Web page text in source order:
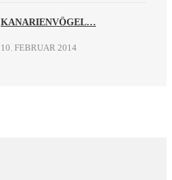
KANARIENVÖGEL…
10. FEBRUAR 2014